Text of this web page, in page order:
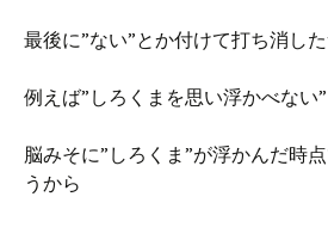
最後に”ない”とか付けて打ち消し
例えば”しろくまを思い浮かべない
脳みそに”しろくま”が浮かんだ時
うから